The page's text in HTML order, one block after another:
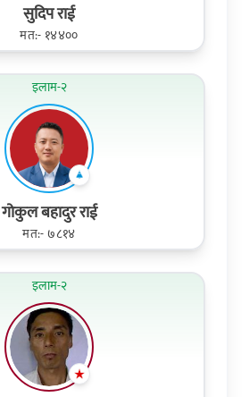
सुदिप राई
मत:- १४४००
इलाम-२
गोकुल बहादुर राई
मत:- ७८१४
इलाम-२